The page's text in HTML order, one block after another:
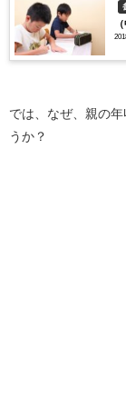
では、なぜ、親の
うか？